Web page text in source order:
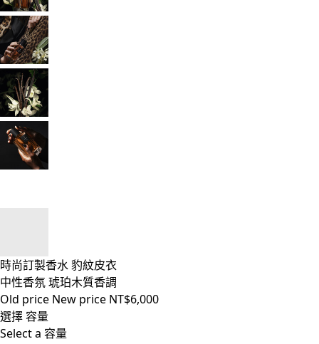
時尚訂製香水 豹紋皮衣
中性香氛 琥珀木質香調
Old price New price NT$6,000
選擇 容量
Select a 容量